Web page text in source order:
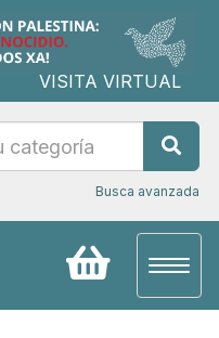
VISITA VIRTUAL
Busca avanzada